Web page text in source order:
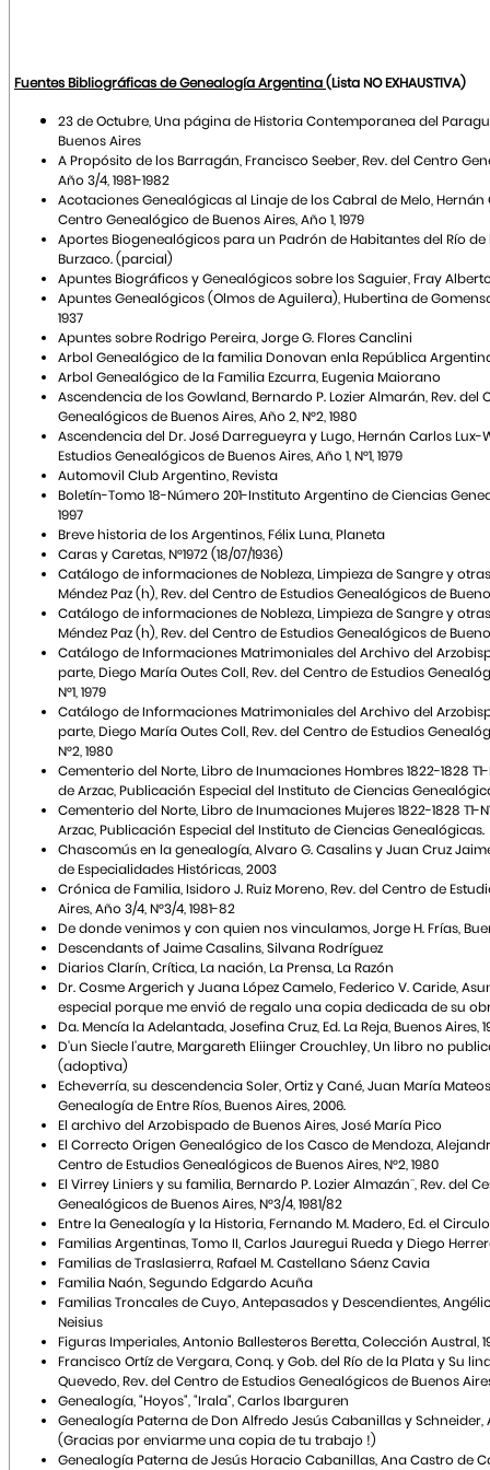
Fuentes Bibliográficas de Genealogía Argentina(Lista NO EXHAUSTIVA)
23 de Octubre, Una página de Historia Contemporanea del
Buenos Aires
A Propósito de los Barragán, Francisco Seeber, Rev. del Centro
Año 3/4, 1981-1982
Acotaciones Genealógicas al Linaje de los Cabral de Melo, Hernán
Centro Genealógico de Buenos Aires, Año 1, 1979
Aportes Biogenealógicos para un Padrón de Habitantes del Río de
Burzaco. (parcial)
Apuntes Biográficos y Genealógicos sobre los Saguier, Fray
Apuntes Genealógicos (Olmos de Aguilera), Hubertina de
1937
Apuntes sobre Rodrigo Pereira, Jorge G. Flores Canclini
Arbol Genealógico de la familia Donovan enla República
Arbol Genealógico de la Familia Ezcurra, Eugenia Maiorano
Ascendencia de los Gowland, Bernardo P. Lozier Almarán, Rev. del
Genealógicos de Buenos Aires, Año 2, N°2, 1980
Ascendencia del Dr. José Darregueyra y Lugo, Hernán Carlos Lux-
Estudios Genealógicos de Buenos Aires, Año 1, N°1, 1979
Automovil Club Argentino, Revista
Boletín-Tomo 18-Número 201-Instituto Argentino de Ciencias
1997
Breve historia de los Argentinos, Félix Luna, Planeta
Caras y Caretas, N°1972 (18/07/1936)
Catálogo de informaciones de Nobleza, Limpieza de Sangre y
Méndez Paz (h), Rev. del Centro de Estudios Genealógicos de Buenos
Catálogo de informaciones de Nobleza, Limpieza de Sangre y
Méndez Paz (h), Rev. del Centro de Estudios Genealógicos de
Catálogo de Informaciones Matrimoniales del Archivo del
parte, Diego María Outes Coll, Rev. del Centro de Estudios
N°1, 1979
Catálogo de Informaciones Matrimoniales del Archivo del
parte, Diego María Outes Coll, Rev. del Centro de Estudios
N°2, 1980
Cementerio del Norte, Libro de Inumaciones Hombres 1822-1828
de Arzac, Publicación Especial del Instituto de Ciencias
Cementerio del Norte, Libro de Inumaciones Mujeres 1822-1828 T1-
Arzac, Publicación Especial del Instituto de Ciencias Genealógicas.
Chascomús en la genealogía, Alvaro G. Casalins y Juan Cruz
de Especialidades Históricas, 2003
Crónica de Familia, Isidoro J. Ruiz Moreno, Rev. del Centro de
Aires, Año 3/4, N°3/4, 1981-82
De donde venimos y con quien nos vinculamos, Jorge H. Frías,
Descendants of Jaime Casalins, Silvana Rodríguez
Diarios Clarín, Crítica, La nación, La Prensa, La Razón
Dr. Cosme Argerich y Juana López Camelo, Federico V. Caride,
especial porque me envió de regalo una copia dedicada de su
Da. Mencía la Adelantada, Josefina Cruz, Ed. La Reja, Buenos Aires,
D'un Siecle l'autre, Margareth Eliinger Crouchley, Un libro no
(adoptiva)
Echeverría, su descendencia Soler, Ortiz y Cané, Juan María
Genealogía de Entre Ríos, Buenos Aires, 2006.
El archivo del Arzobispado de Buenos Aires, José María Pico
El Correcto Origen Genealógico de los Casco de Mendoza,
Centro de Estudios Genealógicos de Buenos Aires, N°2, 1980
El Virrey Liniers y su familia, Bernardo P. Lozier Almazán¨, Rev. del
Genealógicos de Buenos Aires, N°3/4, 1981/82
Entre la Genealogía y la Historia, Fernando M. Madero, Ed. el
Familias Argentinas, Tomo II, Carlos Jauregui Rueda y Diego
Familias de Traslasierra, Rafael M. Castellano Sáenz Cavia
Familia Naón, Segundo Edgardo Acuña
Familias Troncales de Cuyo, Antepasados y Descendientes,
Neisius
Figuras Imperiales, Antonio Ballesteros Beretta, Colección Austral,
Francisco Ortíz de Vergara, Conq. y Gob. del Río de la Plata y Su
Quevedo, Rev. del Centro de Estudios Genealógicos de Buenos
Genealogía, "Hoyos", "Irala", Carlos Ibarguren
Genealogía Paterna de Don Alfredo Jesús Cabanillas y
(Gracias por enviarme una copia de tu trabajo !)
Genealogía Paterna de Jesús Horacio Cabanillas, Ana Castro de